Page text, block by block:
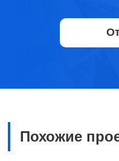
Похожие